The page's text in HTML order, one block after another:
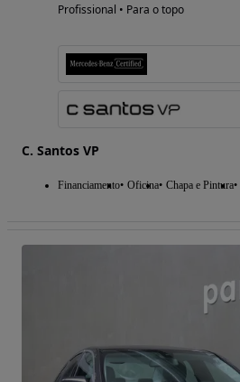
Profissional • Para o topo
C. Santos VP
Financiamento Oficina Chapa e Pintura